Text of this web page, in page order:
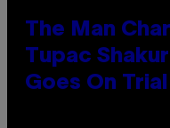
The Man
Tupac
Goes On